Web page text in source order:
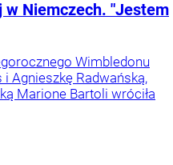
w Niemczech. "Jestem
Wimbledonu
Agnieszkę Radwańską,
Marione Bartoli wróciła